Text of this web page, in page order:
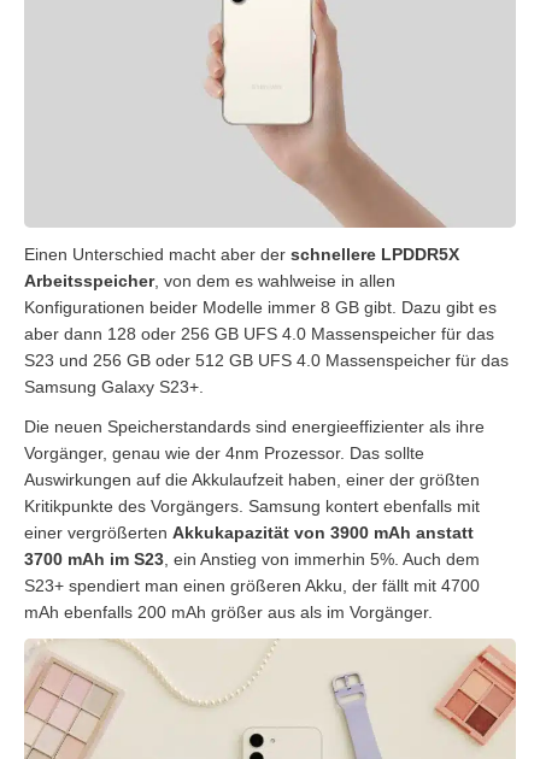
Einen Unterschied macht aber der schnellere LPDDR5X
Arbeitsspeicher, von dem es wahlweise in allen
Konfigurationen beider Modelle immer 8 GB gibt. Dazu gibt es
aber dann 128 oder 256 GB UFS 4.0 Massenspeicher für das
S23 und 256 GB oder 512 GB UFS 4.0 Massenspeicher für das
Samsung Galaxy S23+.
Die neuen Speicherstandards sind energieeffizienter als ihre
Vorgänger, genau wie der 4nm Prozessor. Das sollte
Auswirkungen auf die Akkulaufzeit haben, einer der größten
Kritikpunkte des Vorgängers. Samsung kontert ebenfalls mit
einer vergrößerten Akkukapazität von 3900 mAh anstatt
3700 mAh im S23 , ein Anstieg von immerhin 5%. Auch dem
S23+ spendiert man einen größeren Akku, der fällt mit 4700
mAh ebenfalls 200 mAh größer aus als im Vorgänger.